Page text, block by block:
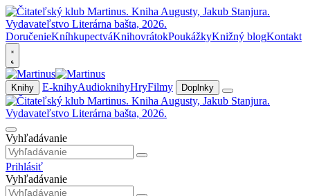
DoručenieKníhkupectváKnihovrátokPoukážkyKnižný blogKontakt
Knihy E-knihyAudioknihyHryFilmy Doplnky
Vyhľadávanie
Prihlásiť
Vyhľadávanie